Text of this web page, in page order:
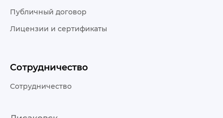
Публичный договор
Лицензии и сертификаты
Сотрудничество
Сотрудничество